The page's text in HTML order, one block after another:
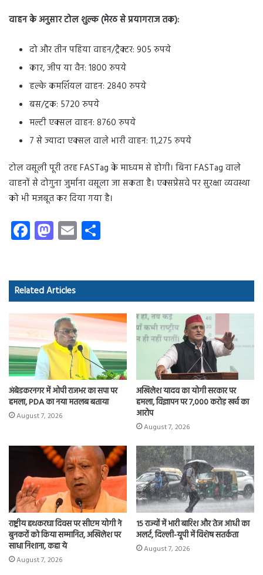
वाहन के अनुसार टोल शुल्क (मेरठ से प्रयागराज तक):
दो और तीन पहिया वाहन/ट्रैक्टर: 905 रुपये
कार, जीप या वैन: 1800 रुपये
हल्के कमर्शियल वाहन: 2840 रुपये
बस/ट्रक: 5720 रुपये
मल्टी एक्सल वाहन: 8760 रुपये
7 से ज्यादा एक्सल वाले भारी वाहन: 11,275 रुपये
टोल वसूली पूरी तरह FASTag के माध्यम से होगी। बिना FASTag वाले
वाहनों से दोगुना जुर्माना वसूला जा सकता है। एक्सप्रेसवे पर सुरक्षा व्यवस्था
को भी मजबूत कर दिया गया है।
Fa
ce
o
ok
M
as
d
o
n
E
m
Related Articles
अंबेडकरनगर में ओपी राजभर का सपा पर
हमला, PDA का नया मतलब बताया
August 7, 2026
अखिलेश यादव का योगी सरकार पर
हमला, विज्ञापन पर 7,000 करोड़ खर्च का
आरोप
August 7, 2026
राष्ट्रीय हथकरघा दिवस पर सीएम योगी ने
बुनकरों को किया सम्मानित, अखिलेश पर
साधा निशाना, कहा ये
August 7, 2026
15 राज्यों में भारी बारिश और तेज आंधी का
अलर्ट, दिल्ली-यूपी में विशेष सतर्कता
August 7, 2026